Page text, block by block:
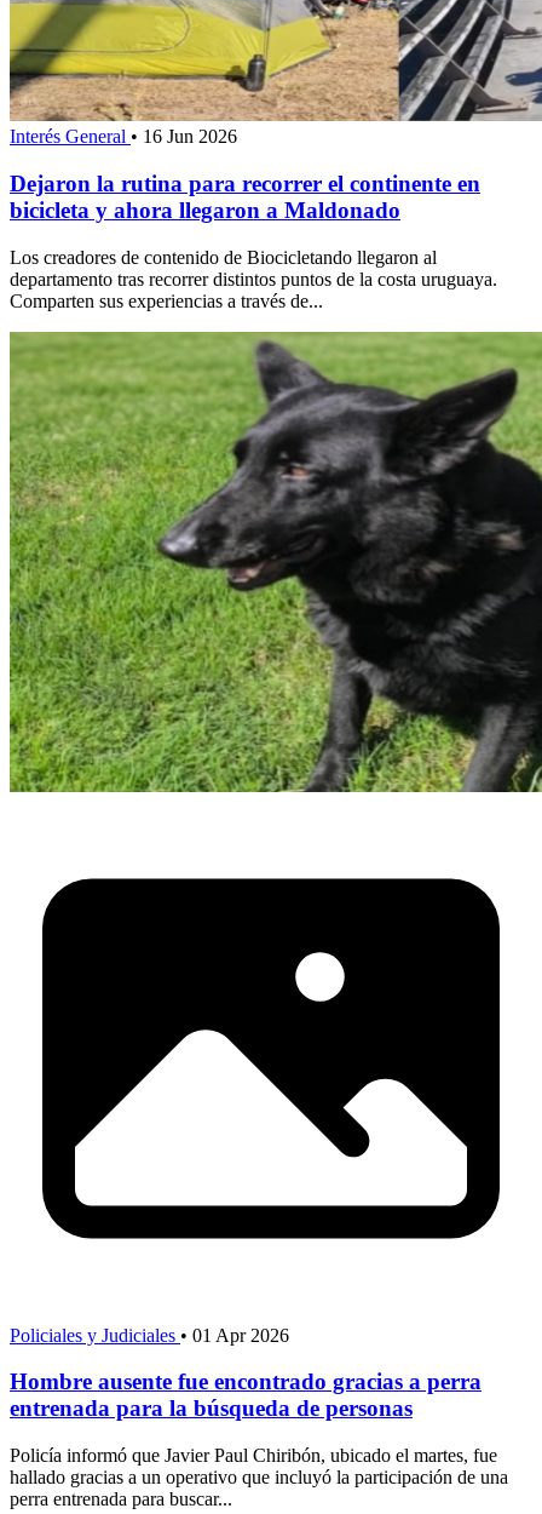
Interés General • 16 Jun 2026
Dejaron la rutina para recorrer el continente en
bicicleta y ahora llegaron a Maldonado
Los creadores de contenido de Biocicletando llegaron al
departamento tras recorrer distintos puntos de la costa uruguaya.
Comparten sus experiencias a través de...
Policiales y Judiciales • 01 Apr 2026
Hombre ausente fue encontrado gracias a perra
entrenada para la búsqueda de personas
Policía informó que Javier Paul Chiribón, ubicado el martes, fue
hallado gracias a un operativo que incluyó la participación de una
perra entrenada para buscar...